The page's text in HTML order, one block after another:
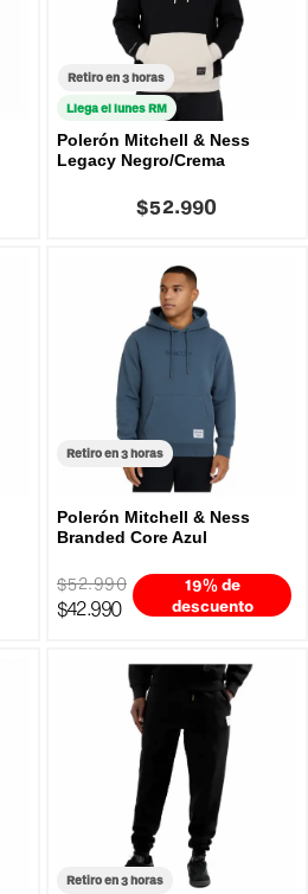
Retiro en 3 horas
Llega el lunes RM
Polerón Mitchell & Ness
Legacy Negro/Crema
$52.990
Retiro en 3 horas
Polerón Mitchell & Ness
Branded Core Azul
$52.990
$42.990
19% de
descuento
Retiro en 3 horas